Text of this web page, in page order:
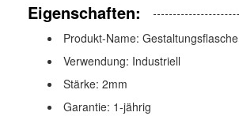
Eigenschaften:
Produkt-Name: Gestaltungsflasche
Verwendung: Industriell
Stärke: 2mm
Garantie: 1-jährig